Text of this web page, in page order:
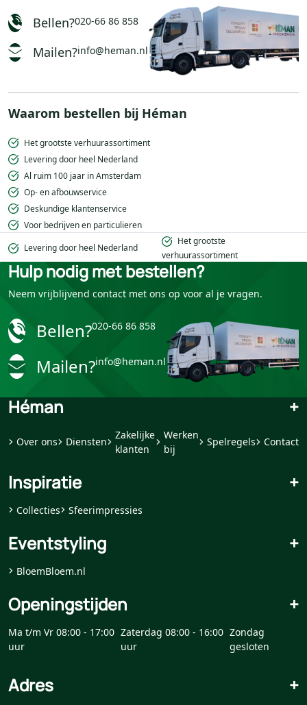
Bellen?020-66 86 858
Mailen?info@heman.nl
Waarom bestellen bij Héman
Het grootste verhuurassortiment
Levering door heel Nederland
Al ruim 100 jaar in Amsterdam
Op- en afbouwservice
Deskundige klantenservice
Voor bedrijven en particulieren
Levering door heel Nederland
Het grootste
verhuurassortiment
Hulp nodig met bestellen?
Neem vrijblijvend contact met ons op voor al je vragen.
Bellen?020-66 86 858
Mailen?info@heman.nl
Héman +
Over ons Diensten
Zakelijke
klanten
Werken
bij
Spelregels Contact
Inspiratie +
Collecties Sfeerimpressies
Eventstyling +
BloemBloem.nl
Openingstijden +
Ma t/m Vr 08:00 - 17:00
uur
Zaterdag 08:00 - 16:00
uur
Zondag
gesloten
Adres +